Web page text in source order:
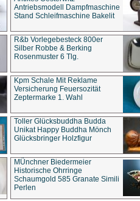
Antriebsmodell Dampfmaschine
Stand Schleifmaschine Bakelit
R&b Vorlegebesteck 800er
Silber Robbe & Berking
Rosenmuster 6 Tlg.
Kpm Schale Mit Reklame
Versicherung Feuersozität
Zeptermarke 1. Wahl
Toller Glücksbuddha Budda
Unikat Happy Buddha Mönch
Glücksbringer Holzfigur
MÜnchner Biedermeier
Historische Ohrringe
Schaumgold 585 Granate Simili
Perlen